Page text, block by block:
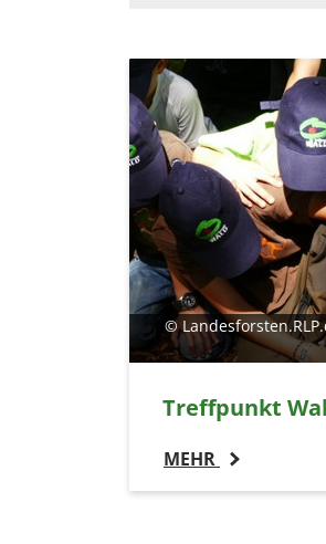
©
Treffpunkt
MEHR
EXTERNE MEDIEN
Um Inhalte von Videoplattformen
Plattformen anzeigen zu können,
diesen externen Medien Cookies